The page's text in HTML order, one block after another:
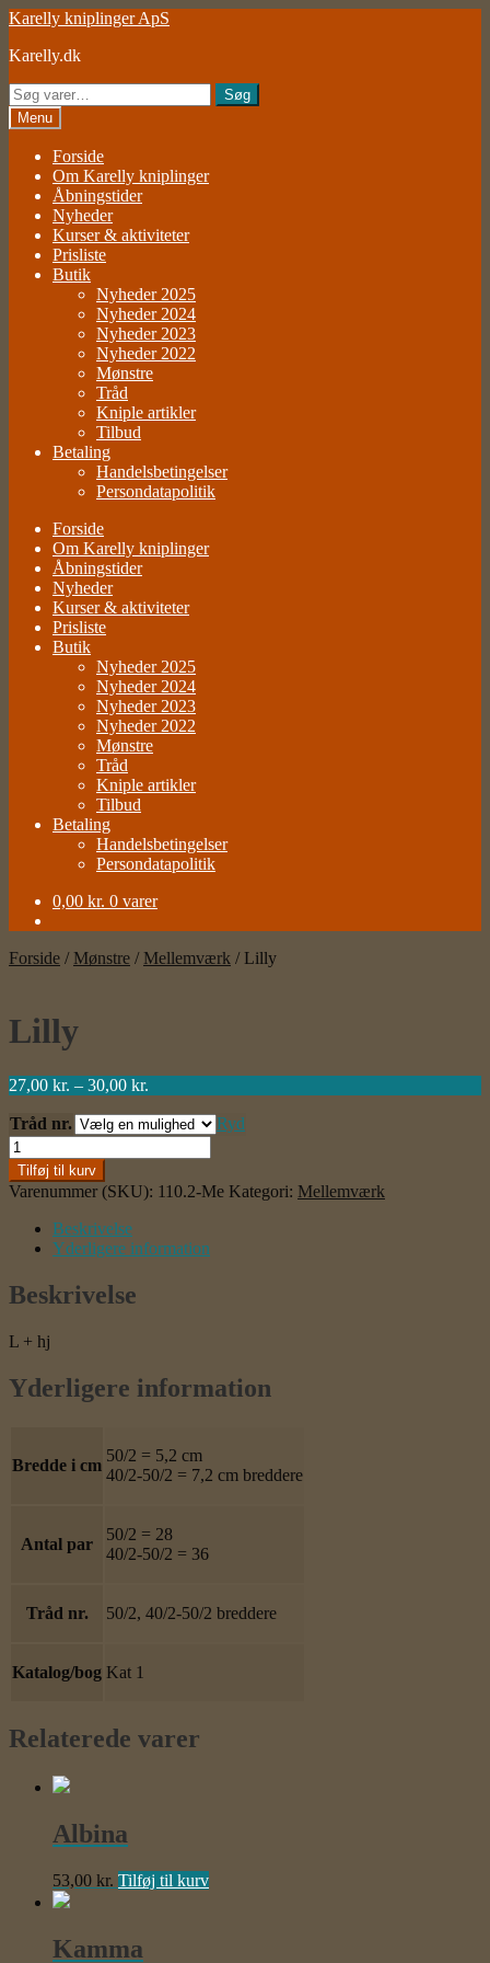
Spring
navigation
Spring
indhold
Karelly kniplinger ApS
Karelly.dk
Søg
efter:
Søg
Menu
Forside
Om Karelly kniplinger
Åbningstider
Nyheder
Kurser & aktiviteter
Prisliste
Butik
Nyheder 2025
Nyheder 2024
Nyheder 2023
Nyheder 2022
Mønstre
Tråd
Kniple artikler
Tilbud
Betaling
Handelsbetingelser
Persondatapolitik
Forside
Om Karelly kniplinger
Åbningstider
Nyheder
Kurser & aktiviteter
Prisliste
Butik
Nyheder 2025
Nyheder 2024
Nyheder 2023
Nyheder 2022
Mønstre
Tråd
Kniple artikler
Tilbud
Betaling
Handelsbetingelser
Persondatapolitik
0,00 kr. 0 varer
Forside / Mønstre / Mellemværk / Lilly
Lilly
27,00 kr. – 30,00 kr.
til
30,00 kr.
Tråd nr.
Ryd
Lilly
antal
Tilføj til kurv
Varenummer (SKU): 110.2-Me Kategori: Mellemværk
Beskrivelse
Yderligere information
Beskrivelse
L + hj
Yderligere information
Bredde i cm
50/2 = 5,2 cm
40/2-50/2 = 7,2 cm breddere
Antal par
50/2 = 28
40/2-50/2 = 36
Tråd nr. 50/2, 40/2-50/2 breddere
Katalog/bog Kat 1
Relaterede varer
Albina
53,00 kr. Tilføj til kurv
Kamma